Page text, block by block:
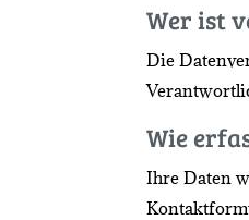
Wer ist
Die
Wie
Ihre Daten